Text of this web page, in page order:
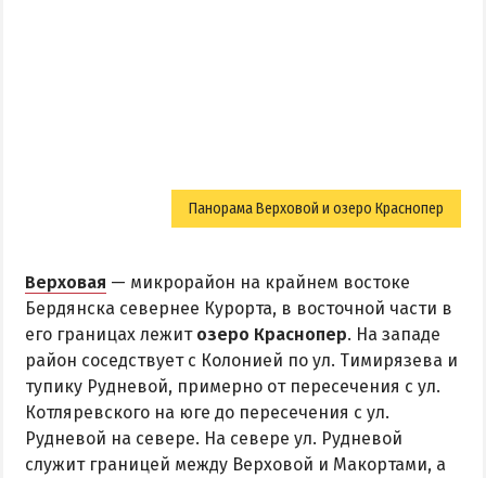
Панорама Верховой и озеро Краснопер
Верховая — микрорайон на крайнем востоке
Бердянска севернее Курорта, в восточной части в
его границах лежит озеро Краснопер. На западе
район соседствует с Колонией по ул. Тимирязева и
тупику Рудневой, примерно от пересечения с ул.
Котляревского на юге до пересечения с ул.
Рудневой на севере. На севере ул. Рудневой
служит границей между Верховой и Макортами, а